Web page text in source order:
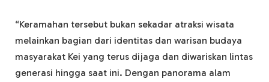
“Keramahan tersebut bukan sekadar atraksi wisata
melainkan bagian dari identitas dan warisan budaya
masyarakat Kei yang terus dijaga dan diwariskan lintas
generasi hingga saat ini. Dengan panorama alam